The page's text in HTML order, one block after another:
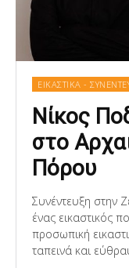
ΕΙΚΑΣΤΙΚΑ -
Νίκος
στο
Πόρου
Συνέντευξη στην Ζέτα Τζιώτη Ο
ένας εικαστικός
προσωπική
ταπεινά και